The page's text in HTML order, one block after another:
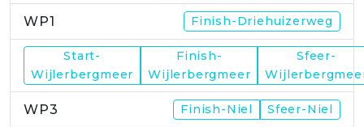
WP1 Finish-Driehuizerweg
Start-
Wijlerbergmeer
Finish-
Wijlerbergmeer
Sfeer-
WP3 Finish-Niel Sfeer-Niel